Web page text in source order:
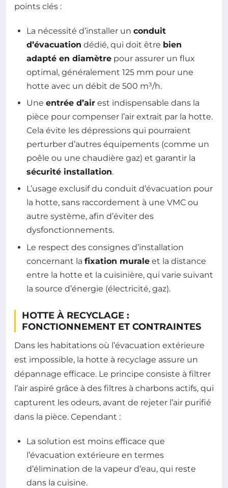
points clés :
La nécessité d’installer un conduit
d’évacuation dédié, qui doit être bien
adapté en diamètre pour assurer un flux
optimal, généralement 125 mm pour une
hotte avec un débit de 500 m³/h.
Une entrée d’air est indispensable dans la
pièce pour compenser l’air extrait par la hotte.
Cela évite les dépressions qui pourraient
perturber d’autres équipements (comme un
poêle ou une chaudière gaz) et garantir la
sécurité installation.
L’usage exclusif du conduit d’évacuation pour
la hotte, sans raccordement à une VMC ou
autre système, afin d’éviter des
dysfonctionnements.
Le respect des consignes d’installation
concernant la fixation murale et la distance
entre la hotte et la cuisinière, qui varie suivant
la source d’énergie (électricité, gaz).
HOTTE À RECYCLAGE :
FONCTIONNEMENT ET CONTRAINTES
Dans les habitations où l’évacuation extérieure
est impossible, la hotte à recyclage assure un
dépannage efficace. Le principe consiste à filtrer
l’air aspiré grâce à des filtres à charbons actifs, qui
capturent les odeurs, avant de rejeter l’air purifié
dans la pièce. Cependant :
La solution est moins efficace que
l’évacuation extérieure en termes
d’élimination de la vapeur d’eau, qui reste
dans la cuisine.